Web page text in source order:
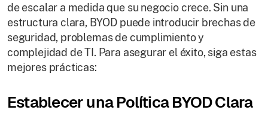
de escalar a medida que su negocio crece. Sin una
estructura clara, BYOD puede introducir brechas de
seguridad, problemas de cumplimiento y
complejidad de TI. Para asegurar el éxito, siga estas
mejores prácticas:
Establecer una Política BYOD Clara